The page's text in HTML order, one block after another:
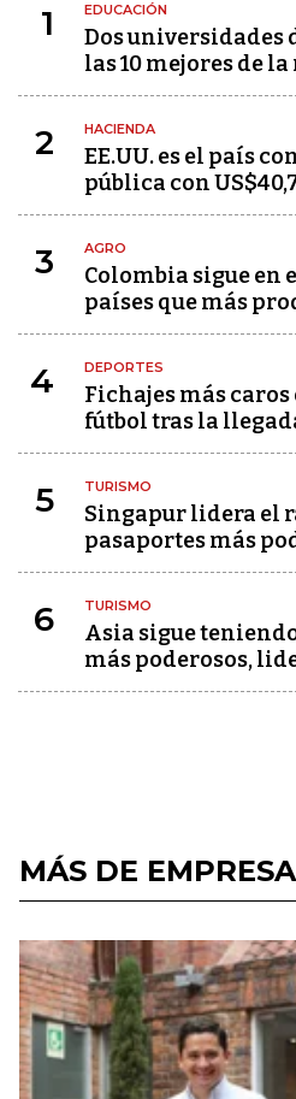
1 EDUCACIÓN
Dos universidades
las 10 mejores de
2 HACIENDA
EE.UU. es el país
pública con
3 AGRO
Colombia sigue en
países que más
4 DEPORTES
Fichajes más
fútbol tras la
5 TURISMO
Singapur lidera el
pasaportes más
6 TURISMO
Asia sigue
más poderosos,
MÁS DE